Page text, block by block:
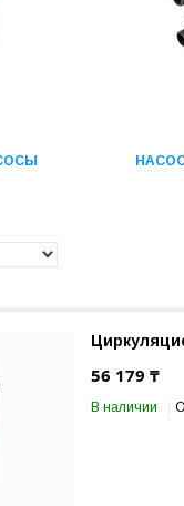
56 179 ₸
В наличии